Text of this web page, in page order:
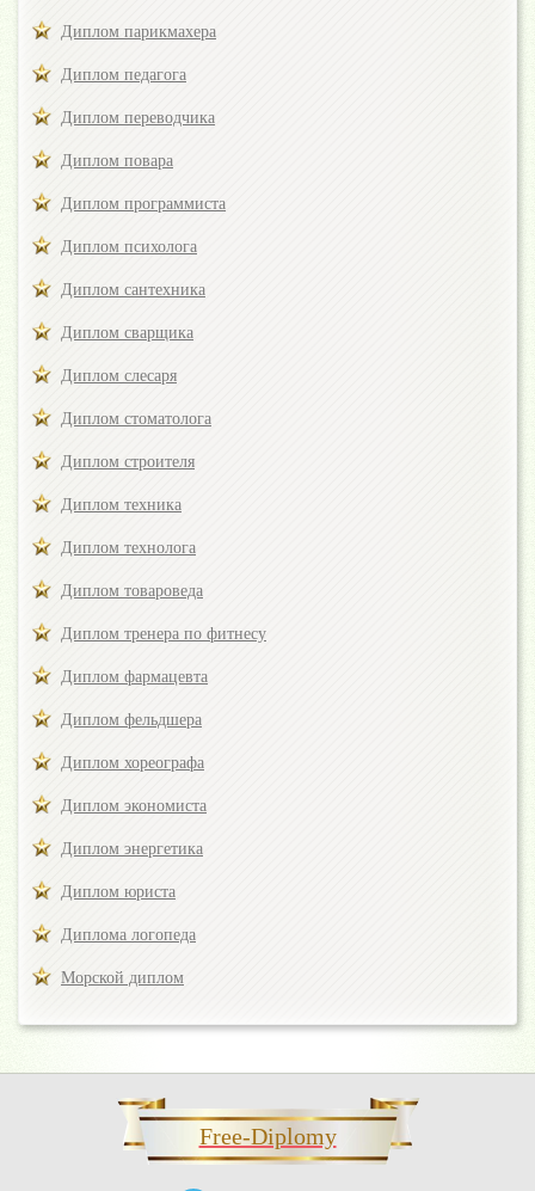
Диплом парикмахера
Диплом педагога
Диплом переводчика
Диплом повара
Диплом программиста
Диплом психолога
Диплом сантехника
Диплом сварщика
Диплом слесаря
Диплом стоматолога
Диплом строителя
Диплом техника
Диплом технолога
Диплом товароведа
Диплом тренера по фитнесу
Диплом фармацевта
Диплом фельдшера
Диплом хореографа
Диплом экономиста
Диплом энергетика
Диплом юриста
Диплома логопеда
Морской диплом
Free-Diplomy